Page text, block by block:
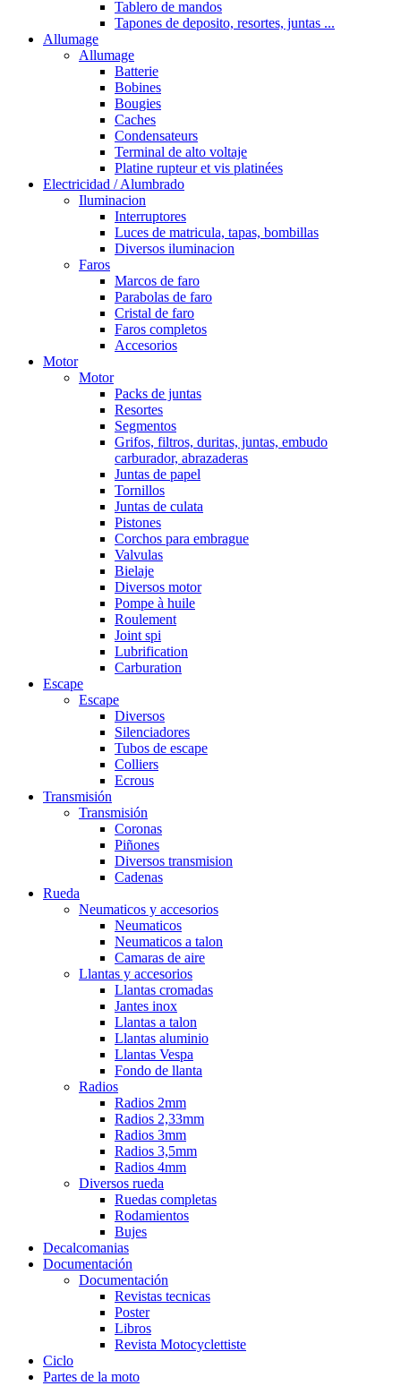
Tablero de mandos
Tapones de deposito, resortes, juntas ...
Allumage
Allumage
Batterie
Bobines
Bougies
Caches
Condensateurs
Terminal de alto voltaje
Platine rupteur et vis platinées
Electricidad / Alumbrado
Iluminacion
Interruptores
Luces de matricula, tapas, bombillas
Diversos iluminacion
Faros
Marcos de faro
Parabolas de faro
Cristal de faro
Faros completos
Accesorios
Motor
Motor
Packs de juntas
Resortes
Segmentos
Grifos, filtros, duritas, juntas, embudo
carburador, abrazaderas
Juntas de papel
Tornillos
Juntas de culata
Pistones
Corchos para embrague
Valvulas
Bielaje
Diversos motor
Pompe à huile
Roulement
Joint spi
Lubrification
Carburation
Escape
Escape
Diversos
Silenciadores
Tubos de escape
Colliers
Ecrous
Transmisión
Transmisión
Coronas
Piñones
Diversos transmision
Cadenas
Rueda
Neumaticos y accesorios
Neumaticos
Neumaticos a talon
Camaras de aire
Llantas y accesorios
Llantas cromadas
Jantes inox
Llantas a talon
Llantas aluminio
Llantas Vespa
Fondo de llanta
Radios
Radios 2mm
Radios 2,33mm
Radios 3mm
Radios 3,5mm
Radios 4mm
Diversos rueda
Ruedas completas
Rodamientos
Bujes
Decalcomanias
Documentación
Documentación
Revistas tecnicas
Poster
Libros
Revista Motocyclettiste
Ciclo
Partes de la moto